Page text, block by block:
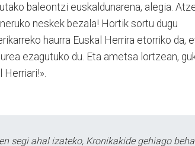
baleontzi euskaldunarena, alegia.
neskek bezala! Hortik sortu dugu
haurra Euskal Herrira etorriko da,
ezagutuko du. Eta ametsa lortzean,
segi ahal izateko, Kronikakide gehiago